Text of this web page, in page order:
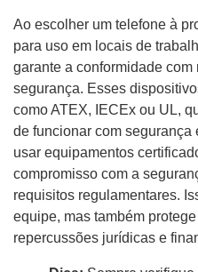
Ao escolher um telefone à
para uso em locais de
garante a conformidade
segurança. Esses
como ATEX, IECEx ou UL,
de funcionar com
usar equipamentos
compromisso com a
requisitos regulamentares.
equipe, mas também
repercussões jurídicas e